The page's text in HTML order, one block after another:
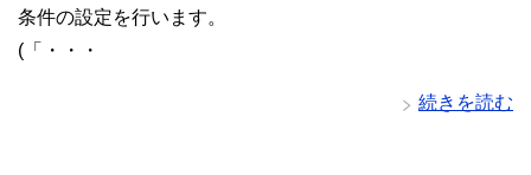
条件の設定を行います。
(「・・・
続きを読む